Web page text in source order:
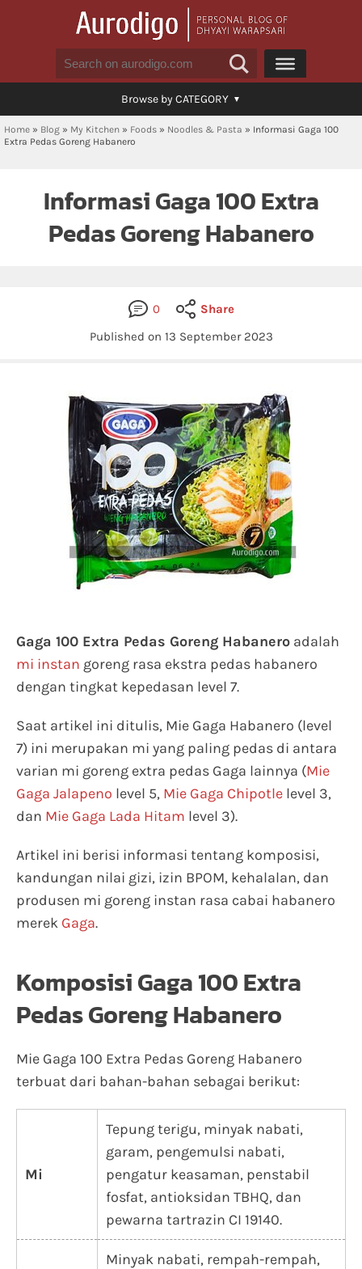
Browse by CATEGORY
Home » Blog » My Kitchen » Foods » Noodles & Pasta » Informasi Gaga 100
Extra Pedas Goreng Habanero
Informasi Gaga 100 Extra
Pedas Goreng Habanero
0
Share
Published on 13 September 2023
Gaga 100 Extra Pedas Goreng Habanero adalah
mi instan goreng rasa ekstra pedas habanero
dengan tingkat kepedasan level 7.
Saat artikel ini ditulis, Mie Gaga Habanero (level
7) ini merupakan mi yang paling pedas di antara
varian mi goreng extra pedas Gaga lainnya (Mie
Gaga Jalapeno level 5, Mie Gaga Chipotle level 3,
dan Mie Gaga Lada Hitam level 3).
Artikel ini berisi informasi tentang komposisi,
kandungan nilai gizi, izin BPOM, kehalalan, dan
produsen mi goreng instan rasa cabai habanero
merek Gaga.
Komposisi Gaga 100 Extra
Pedas Goreng Habanero
Mie Gaga 100 Extra Pedas Goreng Habanero
terbuat dari bahan-bahan sebagai berikut:
Mi
Tepung terigu, minyak nabati,
garam, pengemulsi nabati,
pengatur keasaman, penstabil
fosfat, antioksidan TBHQ, dan
pewarna tartrazin CI 19140.
Minyak nabati, rempah-rempah,